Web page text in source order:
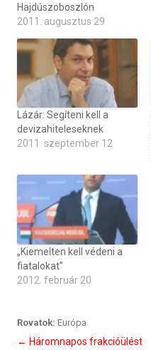
Hajdúszoboszlón
2011. augusztus 29
Lázár: Segíteni kell a
devizahiteleseknek
2011. szeptember 12
„Kiemelten kell védeni a
fiatalokat”
2012. február 20
Rovatok: Európa
Bejegyzés
← Háromnapos frakcióülést